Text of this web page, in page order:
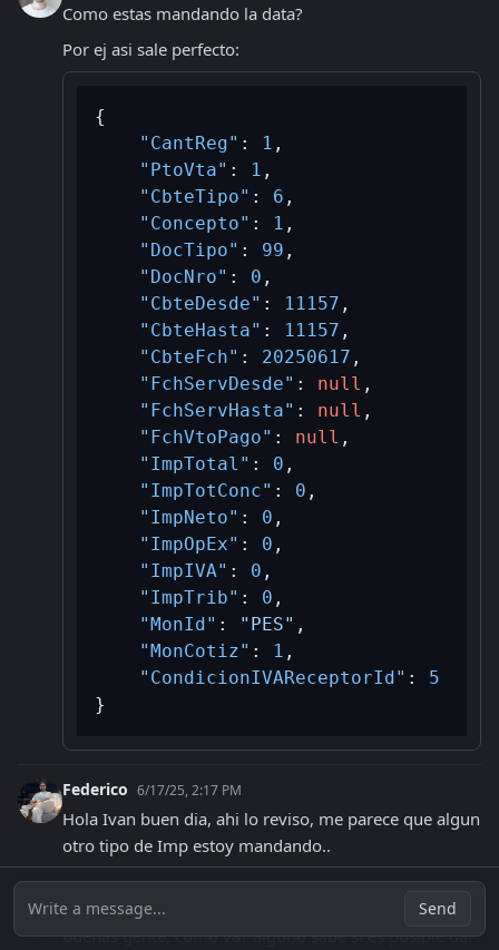
Como estas mandando la data?
Por ej asi sale perfecto:
{
"CantReg" : 1 ,
"PtoVta" : 1 ,
"CbteTipo" : 6 ,
"Concepto" : 1 ,
"DocTipo" : 99 ,
"DocNro" : 0 ,
"CbteDesde" : 11157 ,
"CbteHasta" : 11157 ,
"CbteFch" : 20250617 ,
"FchServDesde" : null ,
"FchServHasta" : null ,
"FchVtoPago" : null ,
"ImpTotal" : 0 ,
"ImpTotConc" : 0 ,
"ImpNeto" : 0 ,
"ImpOpEx" : 0 ,
"ImpIVA" : 0 ,
"ImpTrib" : 0 ,
"MonId" : "PES" ,
"MonCotiz" : 1 ,
"CondicionIVAReceptorId" :
5
}
Federico 6/17/25, 2:17 PM
Hola Ivan buen dia, ahi lo reviso, me parece que algun
otro tipo de Imp estoy mandando..
Hector04 6/17/25, 6:09 PM
buenas gente, como va? alguno sabe si es posible dar
Write a message... Send